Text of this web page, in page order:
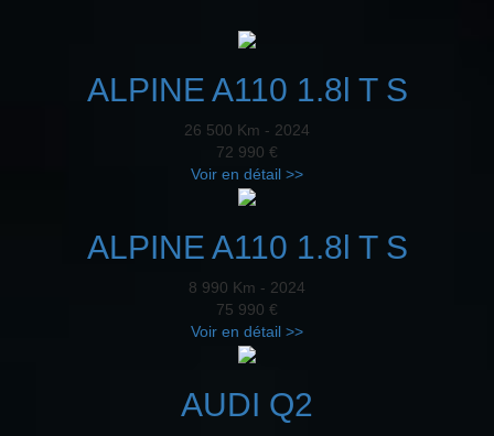
ALPINE A110 1.8l T S
26 500 Km - 2024
72 990 €
Voir en détail >>
ALPINE A110 1.8l T S
8 990 Km - 2024
75 990 €
Voir en détail >>
AUDI Q2